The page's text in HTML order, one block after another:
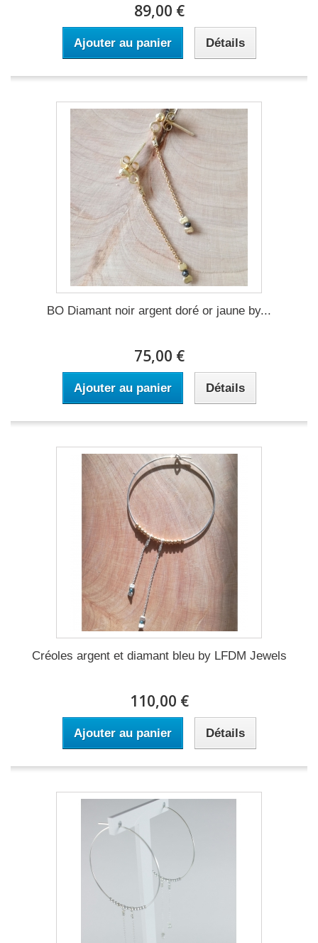
89,00 €
Ajouter au panier Détails
BO Diamant noir argent doré or jaune by...
75,00 €
Ajouter au panier Détails
Créoles argent et diamant bleu by LFDM Jewels
110,00 €
Ajouter au panier Détails